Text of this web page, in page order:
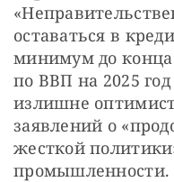
оставаться в
минимум до конца
по ВВП на 2025
излишне
заявлений о
жесткой
промышленности.